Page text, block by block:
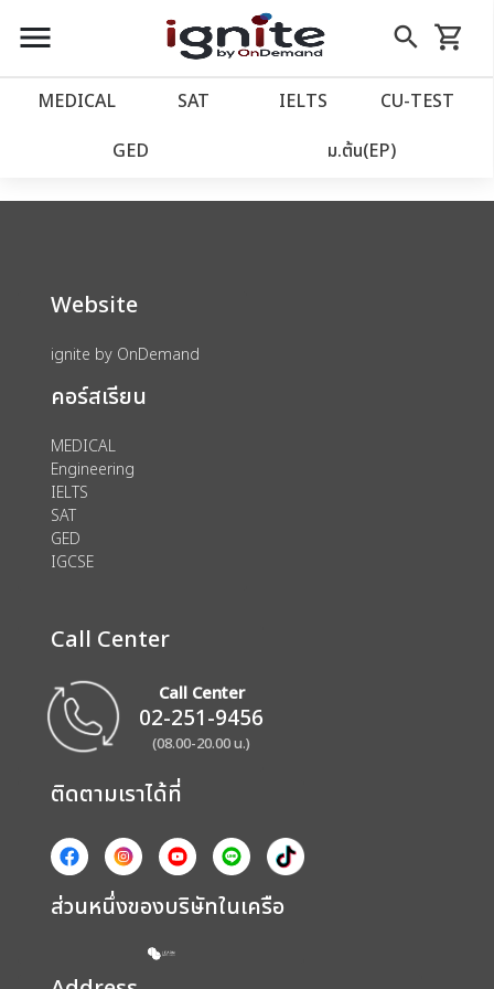
close
account_balance หน้าแรก
เว็บไซต์อิกไนท์
account_circle เข้าสู่ระบบ
assignment ลงทะเบียน
menu search
Skip
to
shopping_cart
รถเข็น
MEDICAL SAT IELTS CU‑TEST
GED ม.ต้น(EP)
We could not find anything for catalog
category view s sat subject test id 379
Website
ignite by OnDemand
คอร์สเรียน
MEDICAL
Engineering
IELTS
SAT
GED
IGCSE
Call Center
Call Center
02-251-9456
(08.00-20.00 น.)
ติดตามเราได้ที่
ส่วนหนึ่งของบริษัทในเครือ